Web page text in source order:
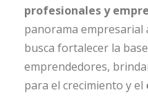
profesionales y
panorama empresarial
busca fortalecer la
emprendedores,
para el crecimiento y el